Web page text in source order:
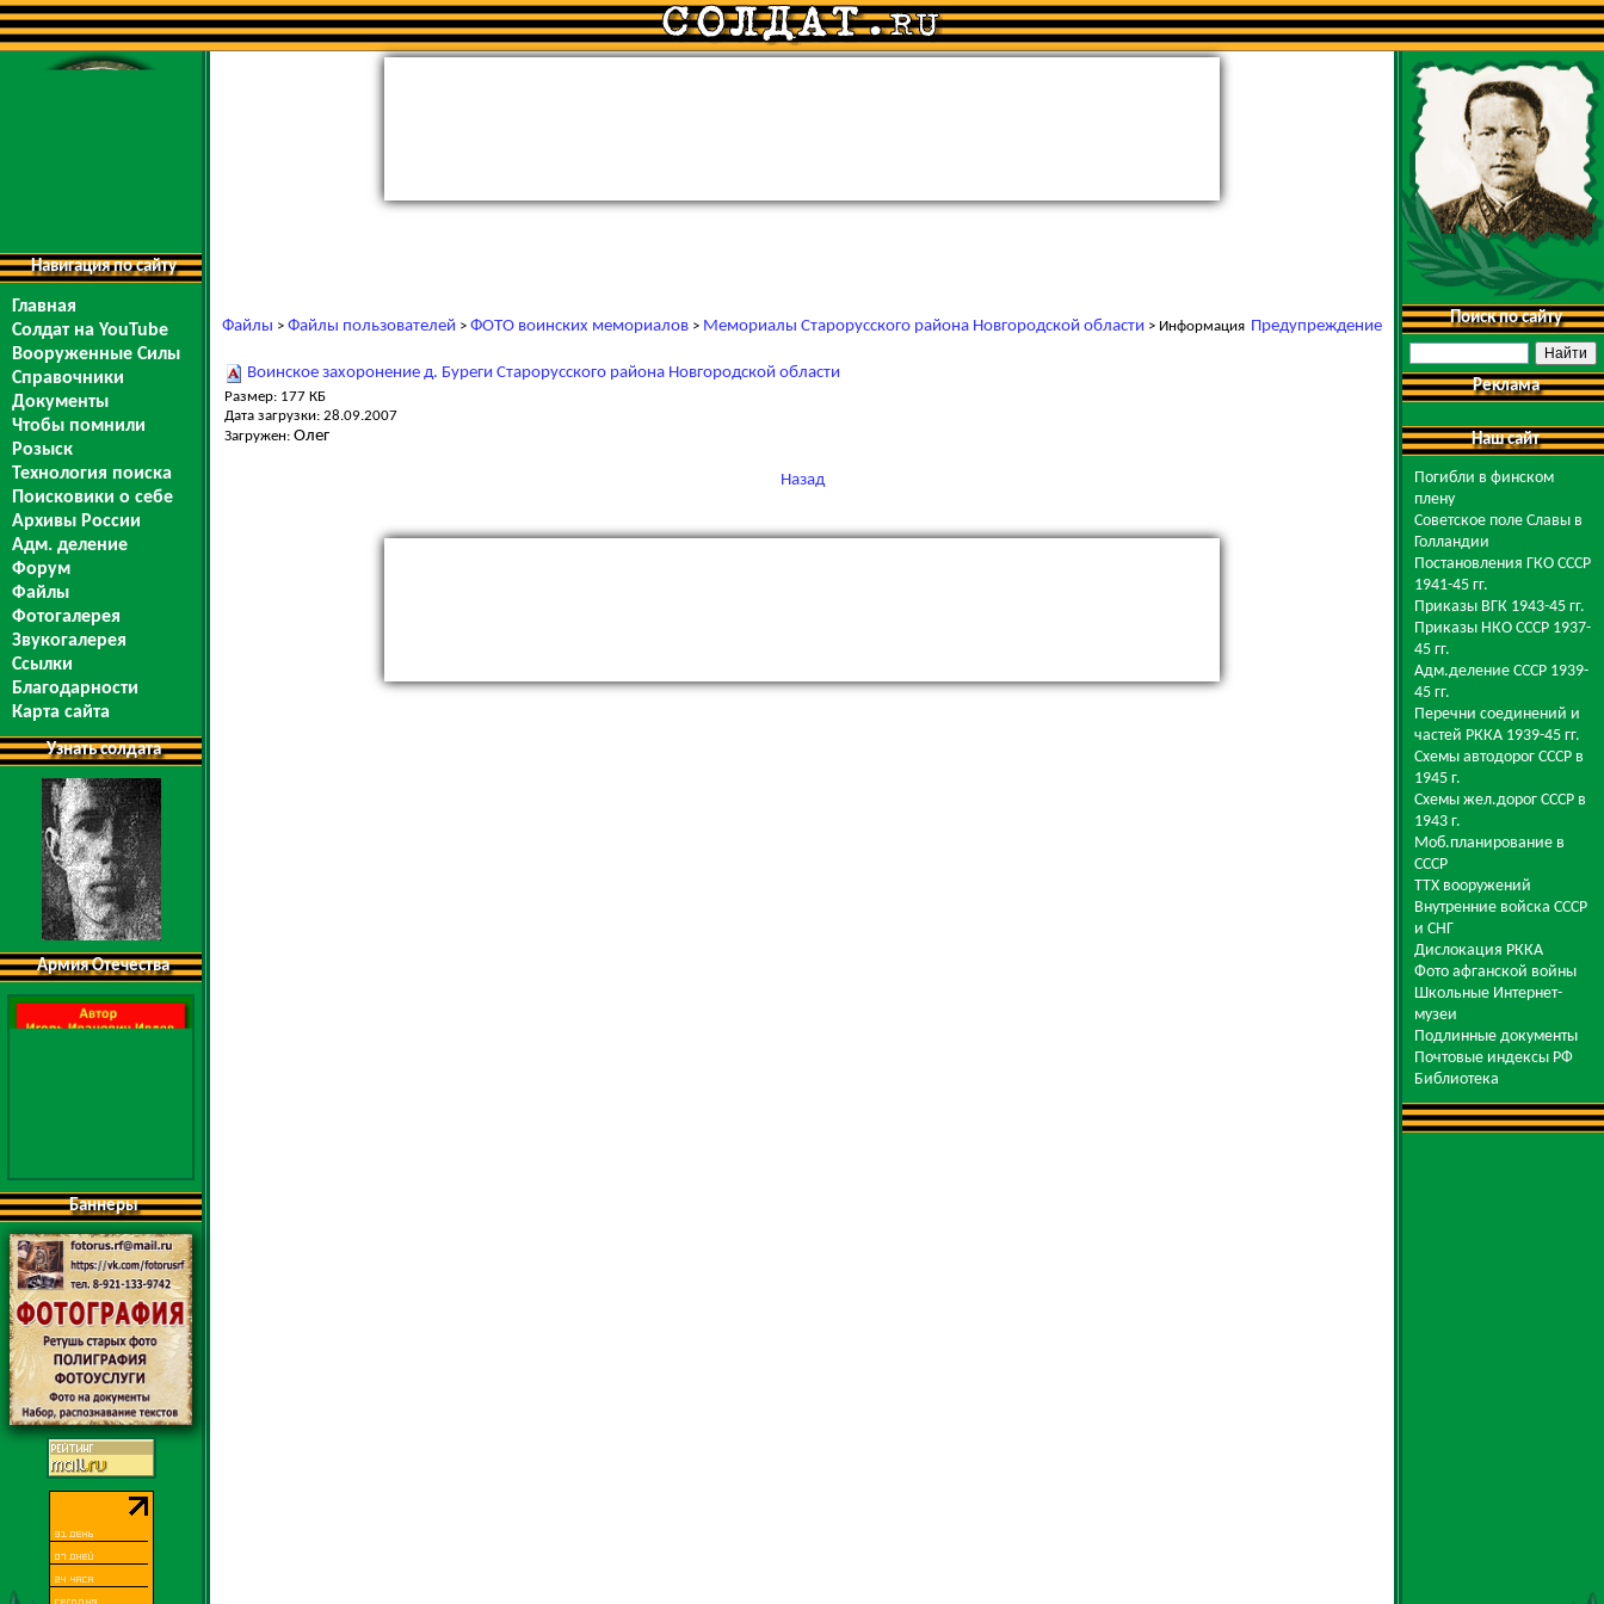
Навигация по сайту
Главная
Солдат на YouTube
Вооруженные Силы
Справочники
Документы
Чтобы помнили
Розыск
Технология поиска
Поисковики о себе
Архивы России
Адм. деление
Форум
Файлы
Фотогалерея
Звукогалерея
Ссылки
Благодарности
Карта сайта
Узнать солдата
Армия Отечества
Баннеры
Файлы > Файлы пользователей > ФОТО воинских мемориалов > Мемориалы Старорусского района Новгородской области > Информация Предупреждение
Воинское захоронение д. Буреги Старорусского района Новгородской области
Размер: 177 КБ
Дата загрузки: 28.09.2007
Загружен: Олег
Назад
Поиск по сайту
Реклама
Наш сайт
Погибли в финском
плену
Советское поле Славы в
Голландии
Постановления ГКО СССР
1941-45 гг.
Приказы ВГК 1943-45 гг.
Приказы НКО СССР 1937-
45 гг.
Адм.деление СССР 1939-
45 гг.
Перечни соединений и
частей РККА 1939-45 гг.
Схемы автодорог СССР в
1945 г.
Схемы жел.дорог СССР в
1943 г.
Моб.планирование в
СССР
ТТХ вооружений
Внутренние войска СССР
и СНГ
Дислокация РККА
Фото афганской войны
Школьные Интернет-
музеи
Подлинные документы
Почтовые индексы РФ
Библиотека